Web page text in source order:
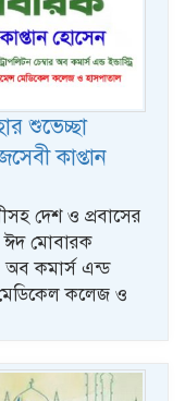
শুভেচ্ছা
কাপ্তান
দেশ ও প্রবাসের
ঈদ মোবারক
অব কমার্স এন্ড
মেডিকেল কলেজ ও